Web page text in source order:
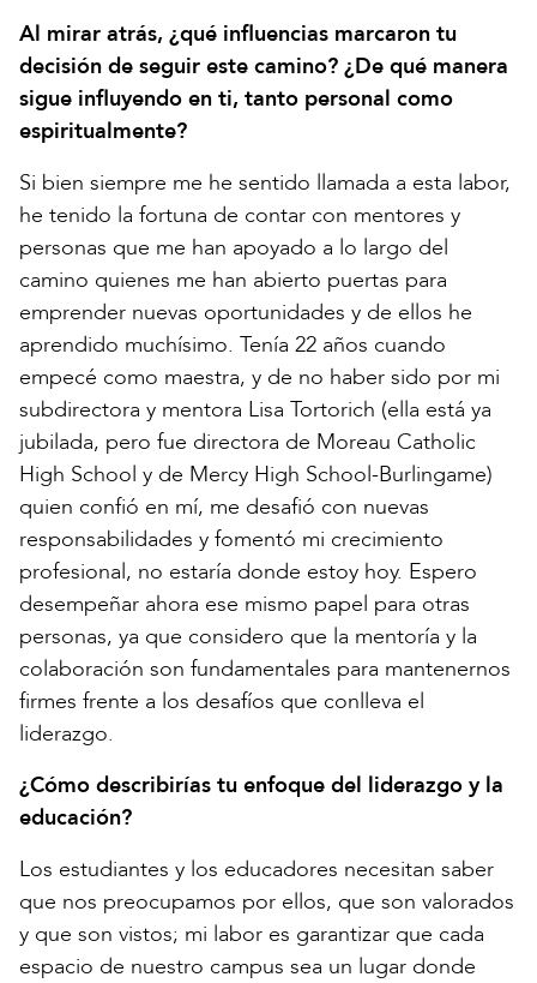
Al mirar atrás, ¿qué influencias marcaron tu
decisión de seguir este camino? ¿De qué manera
sigue influyendo en ti, tanto personal como
espiritualmente?
Si bien siempre me he sentido llamada a esta labor,
he tenido la fortuna de contar con mentores y
personas que me han apoyado a lo largo del
camino quienes me han abierto puertas para
emprender nuevas oportunidades y de ellos he
aprendido muchísimo. Tenía 22 años cuando
empecé como maestra, y de no haber sido por mi
subdirectora y mentora Lisa Tortorich (ella está ya
jubilada, pero fue directora de Moreau Catholic
High School y de Mercy High School-Burlingame)
quien confió en mí, me desafió con nuevas
responsabilidades y fomentó mi crecimiento
profesional, no estaría donde estoy hoy. Espero
desempeñar ahora ese mismo papel para otras
personas, ya que considero que la mentoría y la
colaboración son fundamentales para mantenernos
firmes frente a los desafíos que conlleva el
liderazgo.
¿Cómo describirías tu enfoque del liderazgo y la
educación?
Los estudiantes y los educadores necesitan saber
que nos preocupamos por ellos, que son valorados
y que son vistos; mi labor es garantizar que cada
espacio de nuestro campus sea un lugar donde